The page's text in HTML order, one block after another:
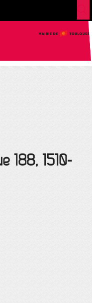
188, 1510-